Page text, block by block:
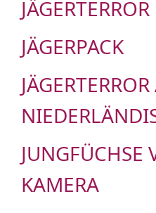
JÄGERTERROR
JÄGERPACK
JUNGFÜCHSE
KAMERA